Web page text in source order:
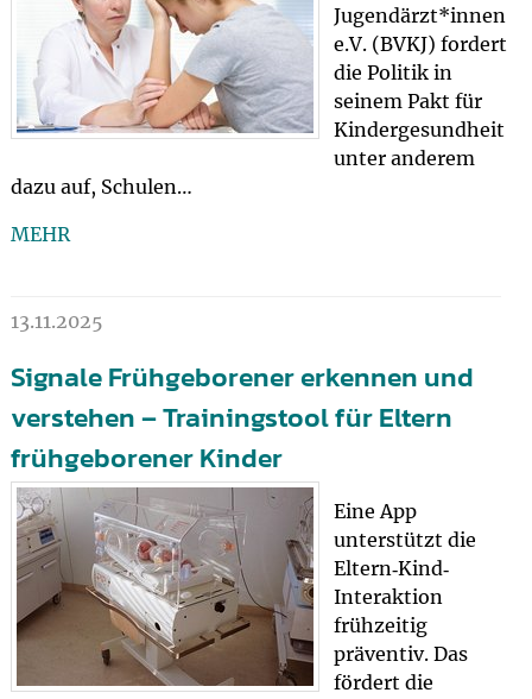
Jugendärzt*innen
e.V. (BVKJ) fordert
die Politik in
seinem Pakt für
Kindergesundheit
unter anderem
dazu auf, Schulen…
MEHR
13.11.2025
Signale Frühgeborener erkennen und
verstehen – Trainingstool für Eltern
frühgeborener Kinder
Eine App
unterstützt die
Eltern‐Kind‐
Interaktion
frühzeitig
präventiv. Das
fördert die